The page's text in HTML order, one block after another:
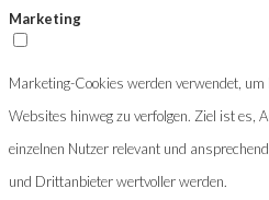
Marketing
Marketing-Cookies werden verwendet,
Websites hinweg zu verfolgen. Ziel ist es,
einzelnen Nutzer relevant und
und Drittanbieter wertvoller werden.